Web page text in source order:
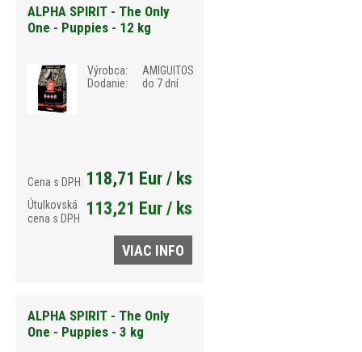
ALPHA SPIRIT - The Only
One - Puppies - 12 kg
Výrobca:
AMIGUITOS
Dodanie:
do 7 dní
Cena s DPH: 118,71 Eur / ks
Útulkovská
cena s DPH
113,21 Eur / ks
VIAC INFO
ALPHA SPIRIT - The Only
One - Puppies - 3 kg